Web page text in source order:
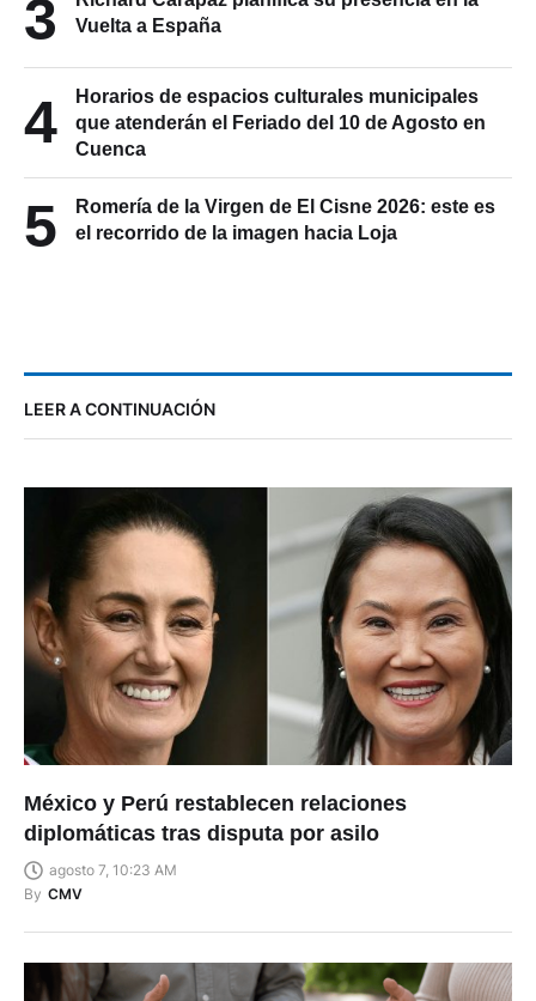
3
Vuelta a España
4
Horarios de espacios culturales municipales
que atenderán el Feriado del 10 de Agosto en
Cuenca
5
Romería de la Virgen de El Cisne 2026: este es
el recorrido de la imagen hacia Loja
LEER A CONTINUACIÓN
México y Perú restablecen relaciones
diplomáticas tras disputa por asilo
agosto 7, 10:23 AM
By CMV